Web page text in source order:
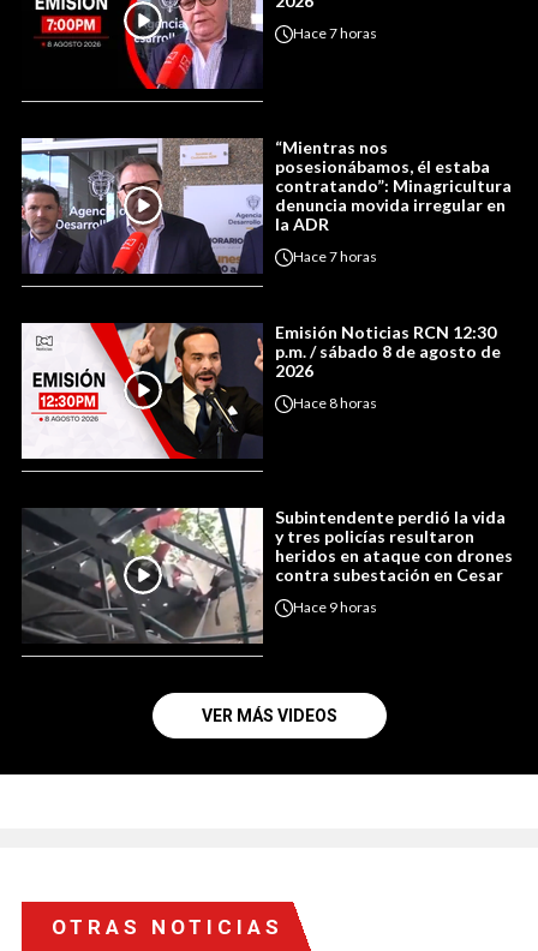
Hace7 horas
“Mientras nos
posesionábamos, él estaba
contratando”: Minagricultura
denuncia movida irregular en
la ADR
Hace7 horas
Emisión Noticias RCN 12:30
p.m. / sábado 8 de agosto de
2026
Hace8 horas
Subintendente perdió la vida
y tres policías resultaron
heridos en ataque con drones
contra subestación en Cesar
Hace 9 horas
VER MÁS VIDEOS
OTRAS NOTICIAS